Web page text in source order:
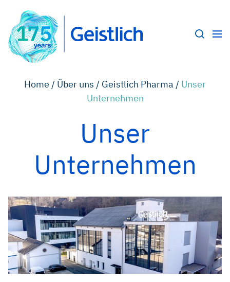
Home / Über uns / Geistlich Pharma / Unser
Unternehmen
Unser
Unternehmen